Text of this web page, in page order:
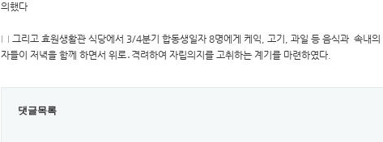
의했다
□ 그리고 효원생활관 식당에서 3/4분기 합동생일자 8명에게 케익, 고기, 과일 등 음식과 속내
자들이 저녁을 함께 하면서 위로․격려하여 자립의지를 고취하는 계기를 마련하였다.
댓글목록